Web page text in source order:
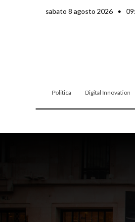
sabato 8 agosto 2026 •
Politica Digital Innovation